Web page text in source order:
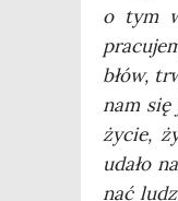
o tym
błów,
nam się
życie,
uda­ło
nać